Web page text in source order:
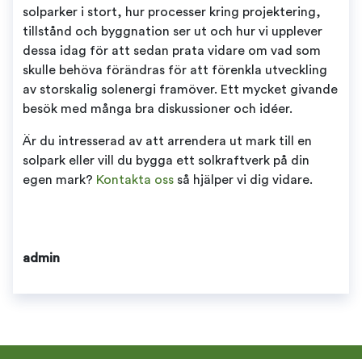
solparker i stort, hur processer kring projektering,
tillstånd och byggnation ser ut och hur vi upplever
dessa idag för att sedan prata vidare om vad som
skulle behöva förändras för att förenkla utveckling
av storskalig solenergi framöver. Ett mycket givande
besök med många bra diskussioner och idéer.
Är du intresserad av att arrendera ut mark till en
solpark eller vill du bygga ett solkraftverk på din
egen mark? Kontakta oss så hjälper vi dig vidare.
admin